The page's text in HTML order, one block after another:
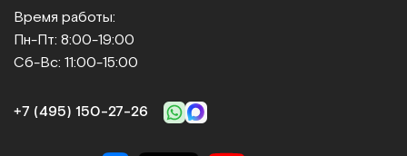
Время работы:
Пн-Пт: 8:00-19:00
Сб-Вс: 11:00-15:00
+7 (495) 150‑27‑26